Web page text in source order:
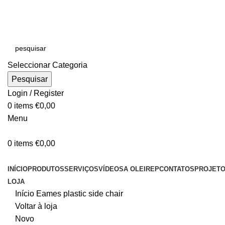
Seleccionar Categoria
Pesquisar
Login / Register
0 items €0,00
Menu
0 items €0,00
INÍCIOPRODUTOSSERVIÇOSVÍDEOSA OLEIREPCONTATOS PROJETO
LOJA
Início Eames plastic side chair
Voltar à loja
Novo